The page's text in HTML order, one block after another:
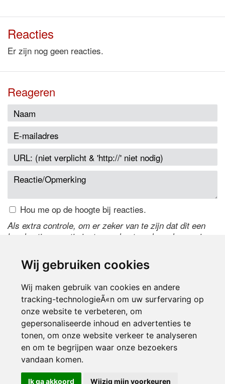
Wij gebruiken cookies
Wij maken gebruik van cookies en andere
tracking-technologieÃ«n om uw surfervaring op
onze website te verbeteren, om
gepersonaliseerde inhoud en advertenties te
tonen, om onze website verkeer te analyseren
en om te begrijpen waar onze bezoekers
vandaan komen.
Ik ga akkoord Wijzig mijn voorkeuren
Reacties
Er zijn nog geen reacties.
Reageren
Hou me op de hoogte bij reacties.
Als extra controle, om er zeker van te zijn dat dit een
handmatige reactie is, typ onderstaande code over in
de code te wijzigen.